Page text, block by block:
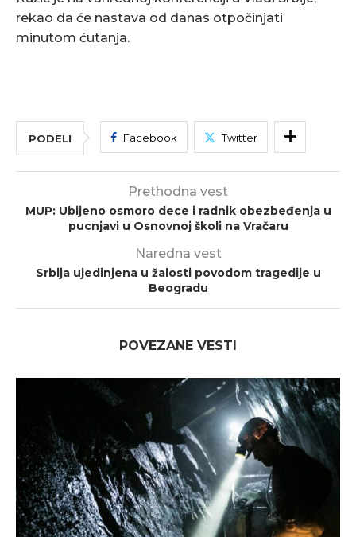
rekao da će nastava od danas otpočinjati
minutom ćutanja.
PODELI Facebook Twitter
Prethodna vest
MUP: Ubijeno osmoro dece i radnik obezbeđenja u
pucnjavi u Osnovnoj školi na Vračaru
Naredna vest
Srbija ujedinjena u žalosti povodom tragedije u
Beogradu
POVEZANE VESTI